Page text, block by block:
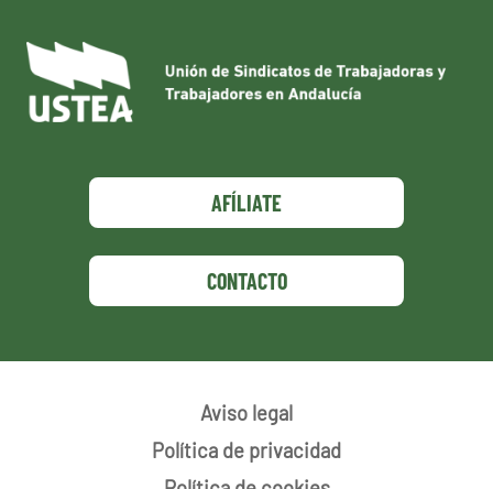
AFÍLIATE
CONTACTO
Aviso legal
Política de privacidad